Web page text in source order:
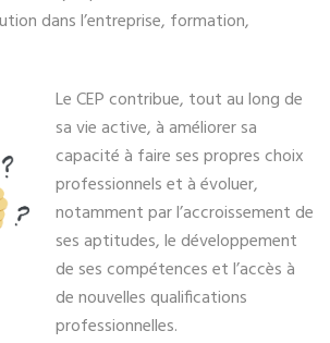
dans l’entreprise, formation,
Le CEP contribue, tout au long de
sa vie active, à améliorer sa
capacité à faire ses propres choix
professionnels et à évoluer,
notamment par l’accroissement de
ses aptitudes, le développement
de ses compétences et l’accès à
de nouvelles qualifications
professionnelles.